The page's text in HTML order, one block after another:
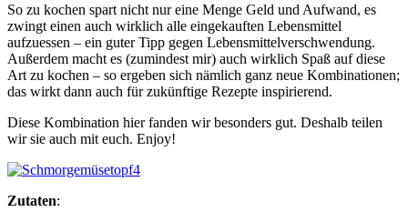
So zu kochen spart nicht nur eine Menge Geld und Aufwand, es
zwingt einen auch wirklich alle eingekauften Lebensmittel
aufzuessen – ein guter Tipp gegen Lebensmittelverschwendung.
Außerdem macht es (zumindest mir) auch wirklich Spaß auf diese
Art zu kochen – so ergeben sich nämlich ganz neue Kombinationen;
das wirkt dann auch für zukünftige Rezepte inspirierend.
Diese Kombination hier fanden wir besonders gut. Deshalb teilen
wir sie auch mit euch. Enjoy!
Zutaten: